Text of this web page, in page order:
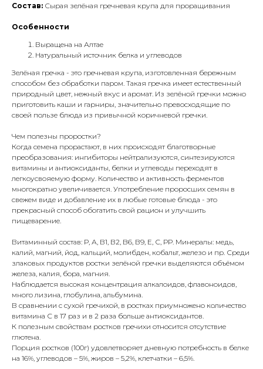
Состав: Сырая зелёная гречневая крупа для проращивания
Особенности
Выращена на Алтае
Натуральный источник белка и углеводов
Зелёная гречка - это гречневая крупа, изготовленная бережным
способом без обработки паром. Такая гречка имеет естественный
природный цвет, нежный вкус и аромат. Из зелёной гречки можно
приготовить каши и гарниры, значительно превосходящие по
своей пользе блюда из привычной коричневой гречки.
Чем полезны проростки?
Когда семена прорастают, в них происходят благотворные
преобразования: ингибиторы нейтрализуются, синтезируются
витамины и антиоксиданты, белки и углеводы переходят в
легкоусвояемую форму. Количество и активность ферментов
многократно увеличивается. Употребление проросших семян в
свежем виде и добавление их в любые готовые блюда - это
прекрасный способ обогатить свой рацион и улучшить
пищеварение.
Витаминный состав: Р, А, В1, В2, В6, В9, Е, С, РР. Минералы: медь,
калий, магний, йод, кальций, молибден, кобальт, железо и пр. Среди
злаковых продуктов ростки зелёной гречки выделяются объёмом
железа, калия, бора, магния.
Наблюдается высокая концентрация алкалоидов, флавоноидов,
много лизина, глобулина, альбумина.
В сравнении с сухой гречихой, в ростках приумножено количество
витамина С в 17 раз и в 2 раза больше антиоксидантов.
К полезным свойствам ростков гречихи относится отсутствие
глютена.
Порция ростков (100г) удовлетворяет дневную потребность в белке
на 16%, углеводов – 5%, жиров – 5,2%, клетчатки – 6,5%.